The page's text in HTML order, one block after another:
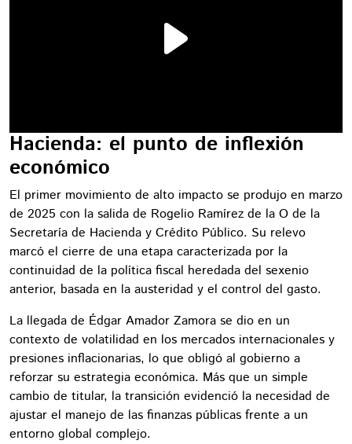
Hacienda: el punto de inflexión
económico
El primer movimiento de alto impacto se produjo en marzo
de 2025 con la salida de Rogelio Ramírez de la O de la
Secretaría de Hacienda y Crédito Público. Su relevo
marcó el cierre de una etapa caracterizada por la
continuidad de la política fiscal heredada del sexenio
anterior, basada en la austeridad y el control del gasto.
La llegada de Édgar Amador Zamora se dio en un
contexto de volatilidad en los mercados internacionales y
presiones inflacionarias, lo que obligó al gobierno a
reforzar su estrategia económica. Más que un simple
cambio de titular, la transición evidenció la necesidad de
ajustar el manejo de las finanzas públicas frente a un
entorno global complejo.